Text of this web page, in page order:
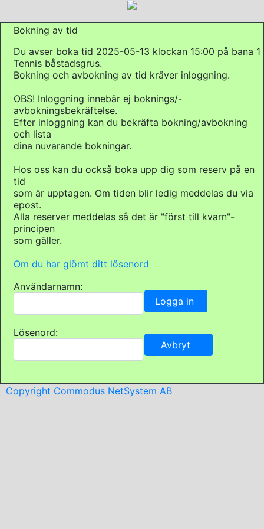
Bokning av tid
Du avser boka tid 2025-05-13 klockan 15:00 på bana 1
Tennis båstadsgrus.
Bokning och avbokning av tid kräver inloggning.
OBS! Inloggning innebär ej boknings/-
avbokningsbekräftelse.
Efter inloggning kan du bekräfta bokning/avbokning
och lista
dina nuvarande bokningar.
Hos oss kan du också boka upp dig som reserv på en
tid
som är upptagen. Om tiden blir ledig meddelas du via
epost.
Alla reserver meddelas så det är "först till kvarn"-
principen
som gäller.
Om du har glömt ditt lösenord
Användarnamn:
Lösenord:
Copyright Commodus NetSystem AB